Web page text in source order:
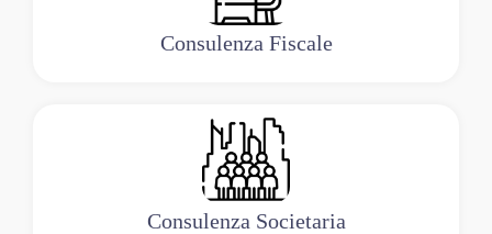
Consulenza Fiscale
Consulenza Societaria